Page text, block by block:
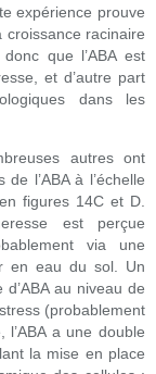
expérience prouve
croissance racinaire
que l’ABA est
et d’autre part
dans les
autres ont
l’ABA à l’échelle
figures 14C et D.
est perçue
via une
en eau du sol. Un
au niveau de
(probablement
a une double
la mise en place